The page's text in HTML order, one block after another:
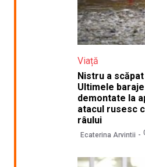
Viață
Nistru a
Ultimele
demontate la
atacul rusesc
râului
Ecaterina Arvintii